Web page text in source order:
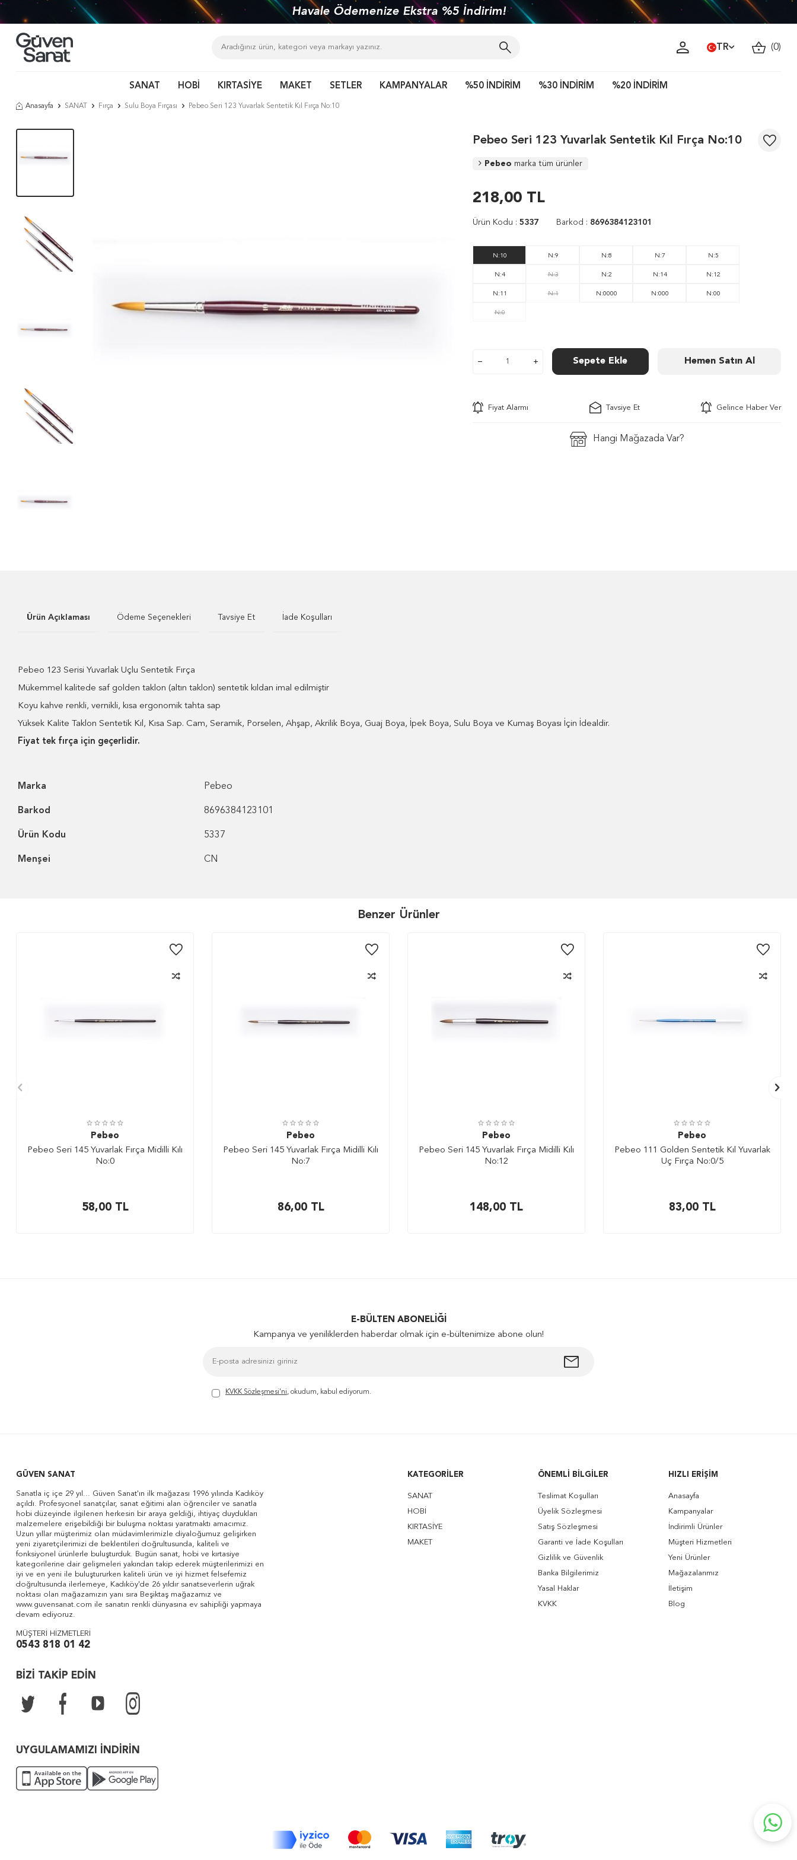
Havale Ödemenize Ekstra %5 İndirim!
TR (0)
SANAT HOBİ KIRTASİYE MAKET SETLER KAMPANYALAR %50 İNDİRİM %30 İNDİRİM %20 İNDİRİM
Anasayfa SANAT Fırça Sulu Boya Fırçası Pebeo Seri 123 Yuvarlak Sentetik Kıl Fırça No:10
Pebeo Seri 123 Yuvarlak Sentetik Kıl Fırça No:10
Pebeo marka tüm ürünler
218,00 TL
Ürün Kodu : 5337 Barkod : 8696384123101
N:10 N:9 N:8 N:7 N:5
N:4 N:3 N:2 N:14 N:12
N:11 N:1 N:0000 N:000 N:00
N:0
Sepete Ekle Hemen Satın Al
Fiyat Alarmı Tavsiye Et Gelince Haber Ver
Hangi Mağazada Var?
Ürün Açıklaması Ödeme Seçenekleri Tavsiye Et İade Koşulları
Pebeo 123 Serisi Yuvarlak Uçlu Sentetik Fırça
Mükemmel kalitede saf golden taklon (altın taklon) sentetik kıldan imal edilmiştir
Koyu kahve renkli, vernikli, kısa ergonomik tahta sap
Yüksek Kalite Taklon Sentetik Kıl, Kısa Sap. Cam, Seramik, Porselen, Ahşap, Akrilik Boya, Guaj Boya, İpek Boya, Sulu Boya ve Kumaş Boyası İçin İdealdir.
Fiyat tek fırça için geçerlidir.
Marka Pebeo
Barkod 8696384123101
Ürün Kodu 5337
Menşei CN
Benzer Ürünler
Pebeo
Pebeo Seri 145 Yuvarlak Fırça Midilli Kılı
No:0
58,00TL
Pebeo
Pebeo Seri 145 Yuvarlak Fırça Midilli Kılı
No:7
86,00TL
Pebeo
Pebeo Seri 145 Yuvarlak Fırça Midilli Kılı
No:12
148,00 TL
Pebeo
Pebeo 111 Golden Sentetik Kıl Yuvarlak
Uç Fırça No:0/5
83,00TL
E-BÜLTEN ABONELIĞI
Kampanya ve yeniliklerden haberdar olmak için e-bültenimize abone olun!
KVKK Sözleşmesi'ni, okudum, kabul ediyorum.
GÜVEN SANAT
Sanatla iç içe 29 yıl... Güven Sanat'ın ilk mağazası 1996 yılında Kadıköy
açıldı. Profesyonel sanatçılar, sanat eğitimi alan öğrenciler ve sanatla
hobi düzeyinde ilgilenen herkesin bir araya geldiği, ihtiyaç duydukları
malzemelere erişebildiği bir buluşma noktası yaratmaktı amacımız.
Uzun yıllar müşterimiz olan müdavimlerimizle diyaloğumuz gelişirken
yeni ziyaretçilerimizi de beklentileri doğrultusunda, kaliteli ve
fonksiyonel ürünlerle buluşturduk. Bugün sanat, hobi ve kırtasiye
kategorilerine dair gelişmeleri yakından takip ederek müşterilerimizi en
iyi ve en yeni ile buluştururken kaliteli ürün ve iyi hizmet felsefemiz
doğrultusunda ilerlemeye, Kadıköy'de 26 yıldır sanatseverlerin uğrak
noktası olan mağazamızın yanı sıra Beşiktaş mağazamız ve
www.guvensanat.com ile sanatın renkli dünyasına ev sahipliği yapmaya
devam ediyoruz.
MÜŞTERİ HİZMETLERİ
0543 818 01 42
BİZİ TAKİP EDİN
UYGULAMAMIZI İNDİRİN
KATEGORILER
SANAT
HOBİ
KIRTASİYE
MAKET
ÖNEMLI BILGILER
Teslimat Koşulları
Üyelik Sözleşmesi
Satış Sözleşmesi
Garanti ve İade Koşulları
Gizlilik ve Güvenlik
Banka Bilgilerimiz
Yasal Haklar
KVKK
HIZLI ERIŞIM
Anasayfa
Kampanyalar
İndirimli Ürünler
Müşteri Hizmetleri
Yeni Ürünler
Mağazalarımız
İletişim
Blog